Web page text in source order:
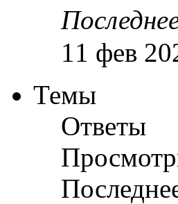
11 фев
Темы
Ответы